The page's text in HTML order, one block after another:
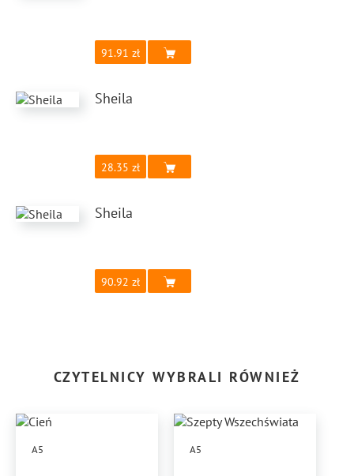
91.91
Sheila
28.35
Sheila
90.92
CZYTELNICY WYBRALI RÓWNIEŻ
A5 A5